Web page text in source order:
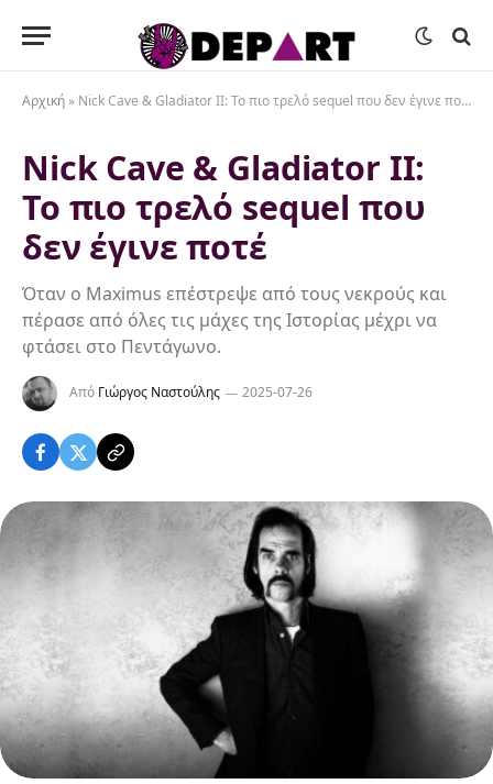
Αρχική » Nick Cave & Gladiator II: Το πιο τρελό sequel που δεν έγινε ποτέ
Nick Cave & Gladiator II:
Το πιο τρελό sequel που
δεν έγινε ποτέ
Όταν ο Maximus επέστρεψε από τους νεκρούς και
πέρασε από όλες τις μάχες της Ιστορίας μέχρι να
φτάσει στο Πεντάγωνο.
Από Γιώργος Ναστούλης 2025-07-26